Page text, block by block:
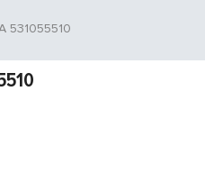
531055510